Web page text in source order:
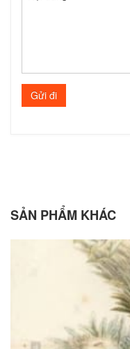
SẢN PHẨM KHÁC